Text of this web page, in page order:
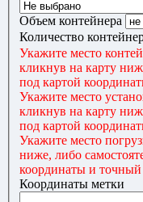
Объем контейнера
Количество
Укажите место
кликнув на карту
под картой
Укажите место
кликнув на карту
под картой
Укажите место
ниже, либо
координаты и точный
Координаты метки